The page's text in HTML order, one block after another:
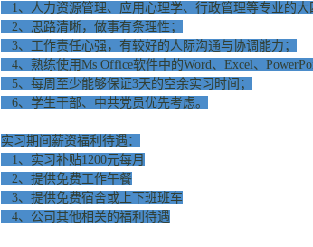
1、人力资源管理、应用心理学、行政管理等专业的大
2、思路清晰，做事有条理性；
3、工作责任心强，有较好的人际沟通与协调能力；
4、熟练使用Ms Office软件中的Word、Excel、
5、每周至少能够保证3天的空余实习时间；
6、学生干部、中共党员优先考虑。
实习期间薪资福利待遇：
1、实习补贴1200元每月
2、提供免费工作午餐
3、提供免费宿舍或上下班班车
4、公司其他相关的福利待遇